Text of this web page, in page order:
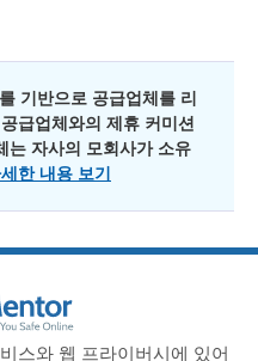
기반으로 공급업체를 리
급업체와의 제휴 커미션
는 자사의 모회사가 소유
한 내용 보기
스와 웹 프라이버시에 있어